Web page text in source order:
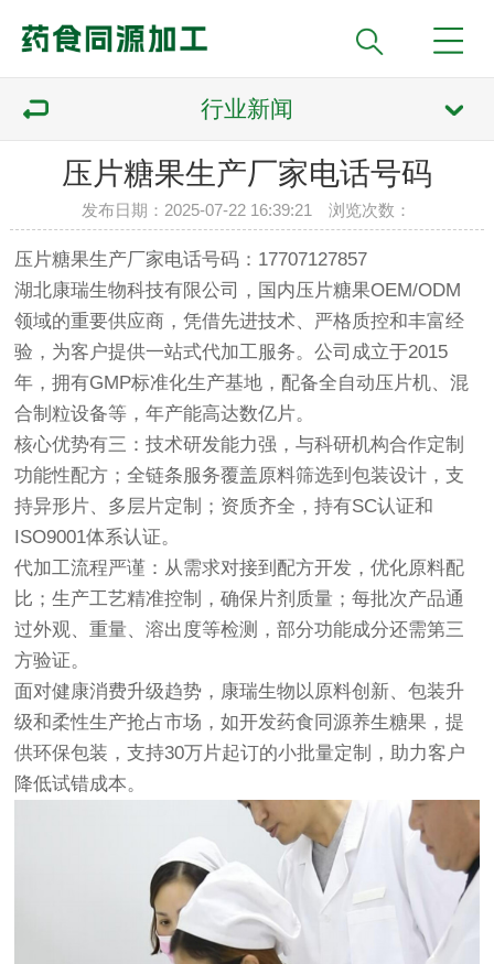
行业新闻
压片糖果生产厂家电话号码
发布日期：2025-07-22 16:39:21 浏览次数：
压片糖果生产厂家电话号码：17707127857
湖北康瑞生物科技有限公司，国内压片糖果OEM/ODM
领域的重要供应商，凭借先进技术、严格质控和丰富经
验，为客户提供一站式代加工服务。公司成立于2015
年，拥有GMP标准化生产基地，配备全自动压片机、混
合制粒设备等，年产能高达数亿片。
核心优势有三：技术研发能力强，与科研机构合作定制
功能性配方；全链条服务覆盖原料筛选到包装设计，支
持异形片、多层片定制；资质齐全，持有SC认证和
ISO9001体系认证。
代加工流程严谨：从需求对接到配方开发，优化原料配
比；生产工艺精准控制，确保片剂质量；每批次产品通
过外观、重量、溶出度等检测，部分功能成分还需第三
方验证。
面对健康消费升级趋势，康瑞生物以原料创新、包装升
级和柔性生产抢占市场，如开发药食同源养生糖果，提
供环保包装，支持30万片起订的小批量定制，助力客户
降低试错成本。